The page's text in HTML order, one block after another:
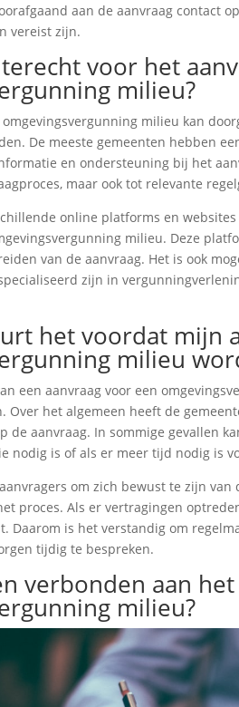
aan de aanvraag contact
vereist zijn.
voor het
milieu?
omgevingsvergunning milieu kan
De meeste gemeenten hebben
en ondersteuning bij het
maar ook tot relevante
online platforms en
milieu. Deze
van de aanvraag. Het is ook
zijn in
het voordat mijn
milieu
een aanvraag voor een
Over het algemeen heeft de
de aanvraag. In sommige gevallen
nodig is of als er meer tijd nodig is
om zich bewust te zijn
proces. Als er vertragingen
Daarom is het verstandig om
tijdig te bespreken.
verbonden aan
milieu?